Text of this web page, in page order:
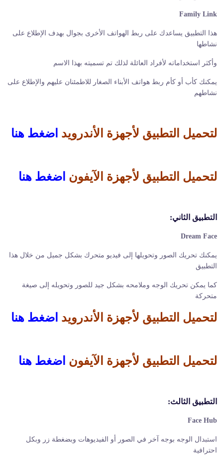
Family Link
هذا التطبيق يساعدك على ربط الهواتف الأخرى بجوال بهدف الإطلاع على
نشاطها
وأكثر استخداماته لأفراد العائلة لذلك تم تسميته بهذا الاسم
يمكنك كأب أو كأم ربط هواتف الأبناء الصغار للاطمئنان عليهم والإطلاع على
نشاطهم
لتحميل التطبيق لأجهزة الأندرويد اضغط هنا
لتحميل التطبيق لأجهزة الآيفون اضغط هنا
التطبيق الثاني:
Dream Face
يمكنك تحريك الصور وتحويلها إلى فيديو متحرك بشكل جميل من خلال هذا
التطبيق
كما يمكن تحريك الوجه وملامحه بشكل جيد للصور وتحويله إلى صيغة
متحركة
لتحميل التطبيق لأجهزة الأندرويد اضغط هنا
لتحميل التطبيق لأجهزة الآيفون اضغط هنا
التطبيق الثالث:
Face Hub
استبدال الوجه بوجه آخر في الصور أو الفيديوهات وبضغطة زر وبكل
احترافية